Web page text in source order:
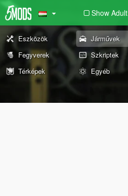
Show Adult
Eszközök Járművek
Fegyverek
Szkriptek
Térképek
Egyéb